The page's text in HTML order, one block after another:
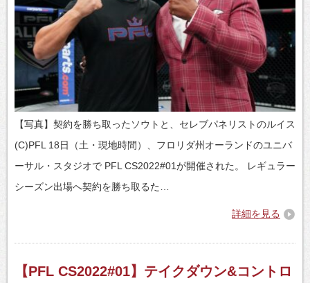
【写真】契約を勝ち取ったソウトと、セレブパネリストのルイス
(C)PFL 18日（土・現地時間）、フロリダ州オーランドのユニバ
ーサル・スタジオで PFL CS2022#01が開催された。 レギュラー
シーズン出場へ契約を勝ち取るた…
詳細を見る
【PFL CS2022#01】テイクダウン&コントロ